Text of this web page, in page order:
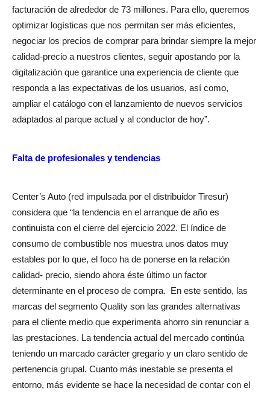
facturación de alrededor de 73 millones. Para ello, queremos
optimizar logísticas que nos permitan ser más eficientes,
negociar los precios de comprar para brindar siempre la mejor
calidad-precio a nuestros clientes, seguir apostando por la
digitalización que garantice una experiencia de cliente que
responda a las expectativas de los usuarios, así como,
ampliar el catálogo con el lanzamiento de nuevos servicios
adaptados al parque actual y al conductor de hoy”.
Falta de profesionales y tendencias
Center’s Auto (red impulsada por el distribuidor Tiresur)
considera que “la tendencia en el arranque de año es
continuista con el cierre del ejercicio 2022. El índice de
consumo de combustible nos muestra unos datos muy
estables por lo que, el foco ha de ponerse en la relación
calidad- precio, siendo ahora éste último un factor
determinante en el proceso de compra. En este sentido, las
marcas del segmento Quality son las grandes alternativas
para el cliente medio que experimenta ahorro sin renunciar a
las prestaciones. La tendencia actual del mercado continúa
teniendo un marcado carácter gregario y un claro sentido de
pertenencia grupal. Cuanto más inestable se presenta el
entorno, más evidente se hace la necesidad de contar con el